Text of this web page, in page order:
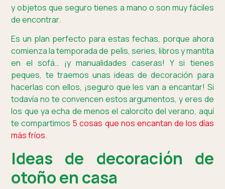
y objetos que seguro tienes a mano o son muy fáciles
de encontrar.
Es un plan perfecto para estas fechas, porque ahora
comienza la temporada de pelis, series, libros y mantita
en el sofá… ¡y manualidades caseras! Y si tienes
peques, te traemos unas ideas de decoración para
hacerlas con ellos, ¡seguro que les van a encantar! Si
todavía no te convencen estos argumentos, y eres de
los que ya echa de menos el calorcito del verano, aquí
te compartimos 5 cosas que nos encantan de los días
más fríos.
Ideas de decoración de
otoño en casa